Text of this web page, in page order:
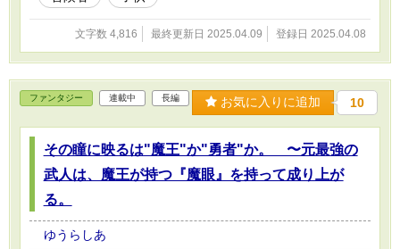
文字数 4,816 最終更新日 2025.04.09 登録日 2025.04.08
ファンタジー 連載中 長編 お気に入りに追加 10
その瞳に映るは"魔王"か"勇者"か。 〜元最強の
武人は、魔王が持つ『魔眼』を持って成り上が
る。
ゆうらしあ